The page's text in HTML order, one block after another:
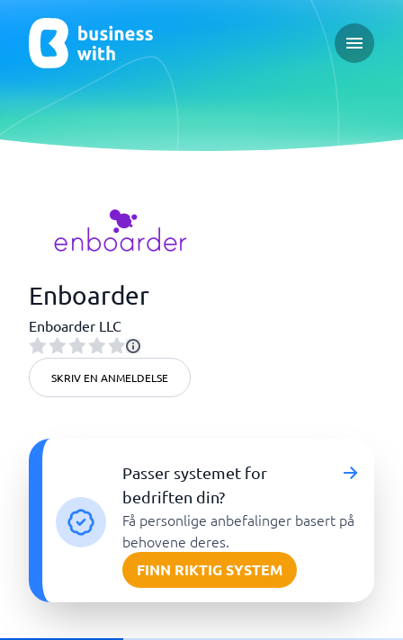
Open
Enboarder
Enboarder LLC
SKRIV EN ANMELDELSE
Passer systemet for
bedriften din?
Få personlige anbefalinger basert på
behovene deres.
FINN RIKTIG SYSTEM